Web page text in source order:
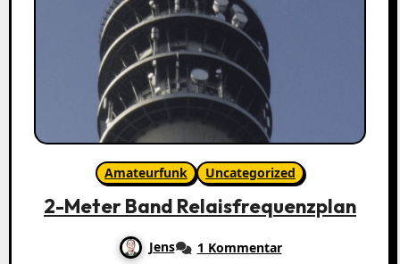
Amateurfunk Uncategorized
2-Meter Band Relaisfrequenzplan
Jens 1 Kommentar